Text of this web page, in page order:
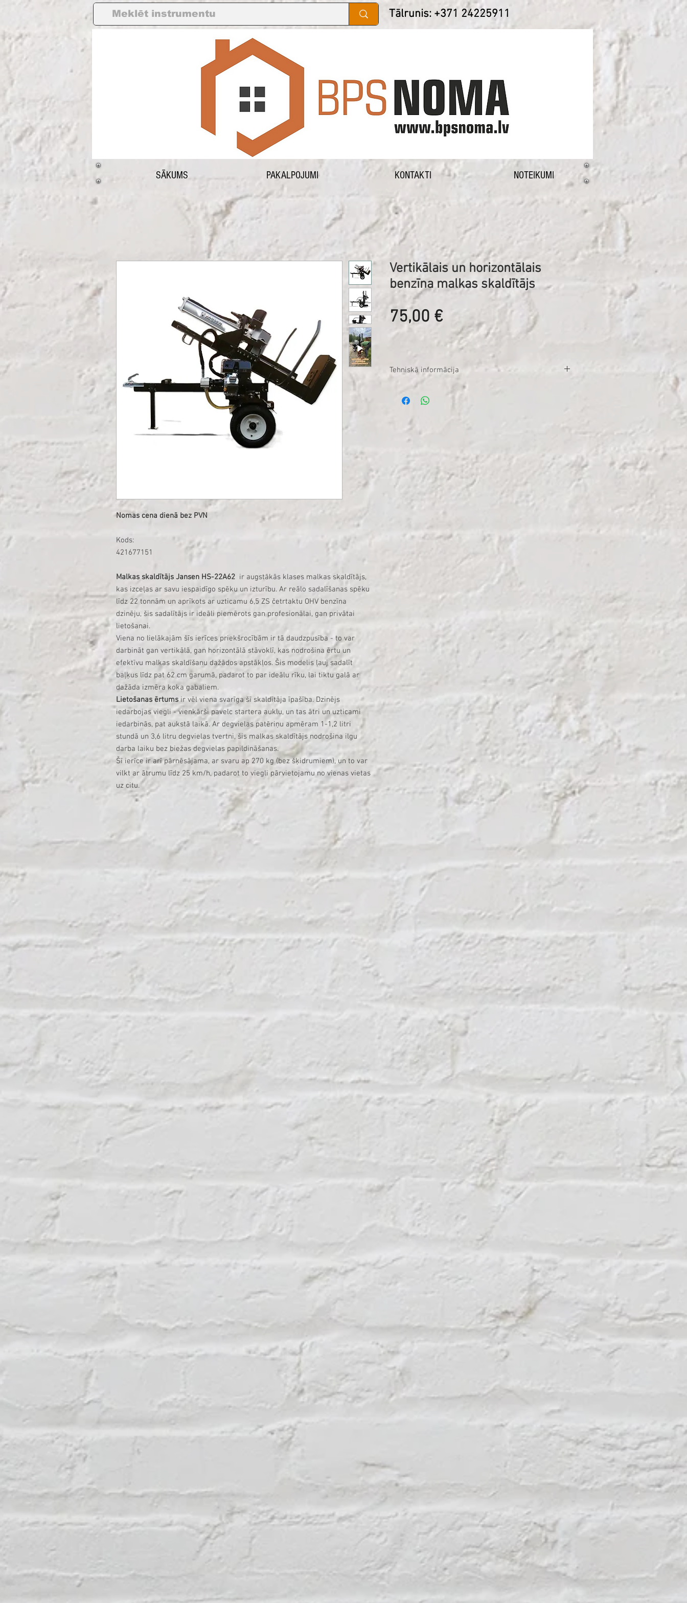
Tālrunis: +371 24225911
SĀKUMS PAKALPOJUMI KONTAKTI NOTEIKUMI
Nomas cena dienā bez PVN
Kods:
421677151
Malkas skaldītājs Jansen HS-22A62 ir augstākās klases malkas skaldītājs,
kas izceļas ar savu iespaidīgo spēku un izturību. Ar reālo sadalīšanas spēku
līdz 22 tonnām un aprīkots ar uzticamu 6,5 ZS četrtaktu OHV benzīna
dzinēju, šis sadalītājs ir ideāli piemērots gan profesionālai, gan privātai
lietošanai.
Viena no lielākajām šīs ierīces priekšrocībām ir tā daudzpusība - to var
darbināt gan vertikālā, gan horizontālā stāvoklī, kas nodrošina ērtu un
efektīvu malkas skaldīšanu dažādos apstākļos. Šis modelis ļauj sadalīt
baļķus līdz pat 62 cm garumā, padarot to par ideālu rīku, lai tiktu galā ar
dažāda izmēra koka gabaliem.
Lietošanas ērtumsir vēl viena svarīga šī skaldītāja īpašība. Dzinējs
iedarbojas viegli - vienkārši pavelc startera auklu, un tas ātri un uzticami
iedarbinās, pat aukstā laikā. Ar degvielas patēriņu apmēram 1-1,2 litri
stundā un 3,6 litru degvielas tvertni, šis malkas skaldītājs nodrošina ilgu
darba laiku bez biežas degvielas papildināšanas.
Šī ierīce ir arī pārnēsājama, ar svaru ap 270 kg (bez šķidrumiem), un to var
vilkt ar ātrumu līdz 25 km/h, padarot to viegli pārvietojamu no vienas vietas
uz citu.
Vertikālais un horizontālais
benzīna malkas skaldītājs
75,00 €Cena
Tehniskā informācija
Dzinējs: 6,5 ZS, 4,8 kW četrtaktu OHV
Degviela: Benzīns
Degvielas patēriņš: Apmēram 1-1,2 l/h
Svars**: Apmēram 270 kg (bez šķidrumiem)
Vilkšanas ātrums: Maks. 25 km/h
Maks. baļķa garums: 62 cm
Viena cikla ātrums: Apmēram 8 sekundes
Sadalīšanas spēks: 22 tonnas
Sadalīšanas ķīļa garums: 30 cm
Izmēri vertikālā stāvoklī: 218x106x182 cm
Izmēri horizontālā stāvoklī: 220x106x128 cm
Hidrauliskās eļļas daudzums: Apmēram 9,5 litri (HLP46)
Jansen HS-22A62 ir izcila izvēle tiem, kas meklē uzticamu,